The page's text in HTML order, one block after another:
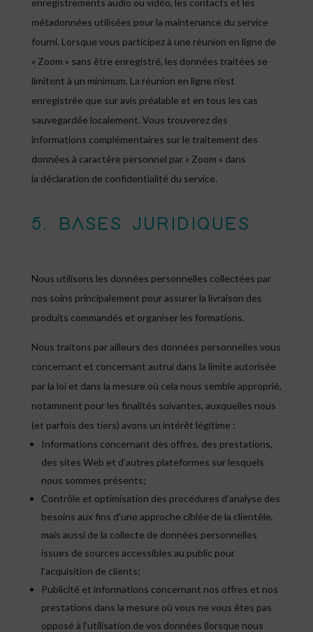
métadonnées utilisées pour la maintenance du service
fourni. Lorsque vous participez à une réunion en ligne de
« Zoom » sans être enregistré, les données traitées se
limitent à un minimum. La réunion en ligne n’est
enregistrée que sur avis préalable et en tous les cas
sauvegardée localement. Vous trouverez des
informations complémentaires sur le traitement des
données à caractère personnel par « Zoom » dans
la déclaration de confidentialité du service.
5. BASES JURIDIQUES
Nous utilisons les données personnelles collectées par
nos soins principalement pour assurer la livraison des
produits commandés et organiser les formations.
Nous traitons par ailleurs des données personnelles vous
concernant et concernant autrui dans la limite autorisée
par la loi et dans la mesure où cela nous semble approprié,
notamment pour les finalités suivantes, auxquelles nous
(et parfois des tiers) avons un intérêt légitime :
Informations concernant des offres, des prestations,
des sites Web et d’autres plateformes sur lesquels
nous sommes présents;
Contrôle et optimisation des procédures d’analyse des
besoins aux fins d’une approche ciblée de la clientèle,
mais aussi de la collecte de données personnelles
issues de sources accessibles au public pour
l’acquisition de clients;
Publicité et informations concernant nos offres et nos
prestations dans la mesure où vous ne vous êtes pas
opposé à l’utilisation de vos données (lorsque nous